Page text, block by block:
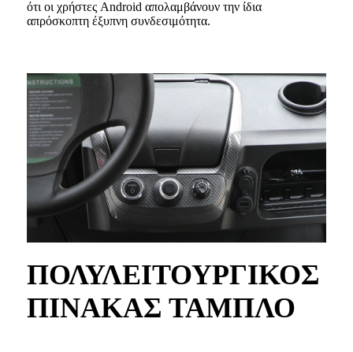
ότι οι χρήστες Android απολαμβάνουν την ίδια
απρόσκοπτη έξυπνη συνδεσιμότητα.
ΠΟΛΥΛΕΙΤΟΥΡΓΙΚΟΣ
ΠΙΝΑΚΑΣ ΤΑΜΠΛΟ